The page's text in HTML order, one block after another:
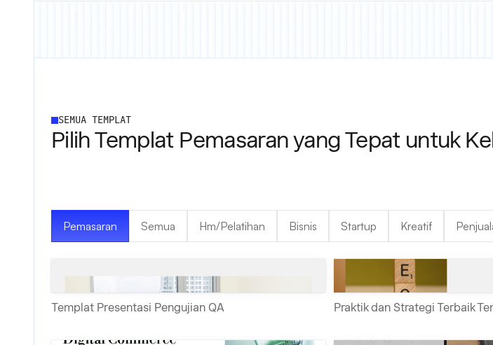
SEMUA TEMPLAT
Pilih Templat Pemasaran yang Tepat untuk
Pemasaran Semua Hm/Pelatihan Bisnis Startup Kreatif
Templat Presentasi Pengujian QA Praktik dan Strategi Terbaik